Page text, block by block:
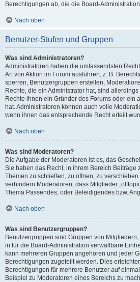
Berechtigungen ab, die die Board-
Nach oben
Benutzer-Stufen und Gruppen
Was sind Administratoren?
Administratoren haben die umfassendsten
Art von Aktion im Forum ausführen; z. B.
sperren, Benutzergruppen erstellen,
Rechte, die ein Administrator hat, sind
Rechte ihnen ein Gründer des Forums oder ein
hat. Administratoren können auch volle
wenn ihnen das entsprechende Recht erteilt
Nach oben
Was sind Moderatoren?
Die Aufgabe der Moderatoren ist es, das
Sie haben das Recht, in ihrem Bereich Beiträge
Themen zu schließen, zu öffnen, zu
verhindern Moderatoren, dass Mitglieder
Thema Passendes, oder Beleidigendes bzw.
Nach oben
Was sind Benutzergruppen?
Benutzergruppen sind Gruppen von
in für die Board-Administration verwaltbare
kann mehreren Gruppen angehören und jeder
Berechtigungen zugeteilt werden. Dies
Berechtigungen für mehrere Benutzer auf
Beispiel zu Moderatoren eines Bereichs zu